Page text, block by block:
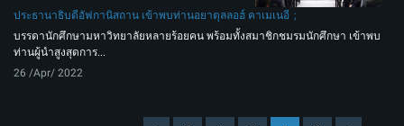
ประธานาธิบดีอัฟกานิสถาน เข้าพบท่านอยาตุลลอฮ์ คาเมเนอี
บรรดานักศึกษามหาวิทยาลัยหลายร้อยคน พร้อมทั้งสมาชิกชมรมนักศึกษา เข้าพบ
ท่านผู้นำสูงสุดการ...
26 /Apr/ 2022